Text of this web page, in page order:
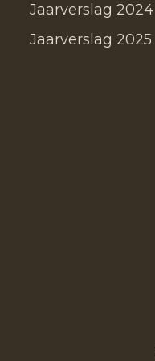
Jaarverslag 2024
Jaarverslag 2025